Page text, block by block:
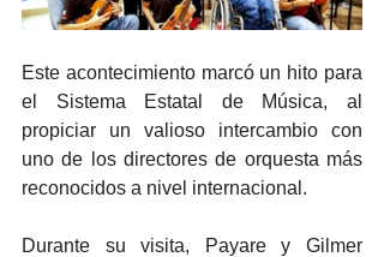
Este acontecimiento marcó un hito para
el Sistema Estatal de Música, al
propiciar un valioso intercambio con
uno de los directores de orquesta más
reconocidos a nivel internacional.
Durante su visita, Payare y Gilmer